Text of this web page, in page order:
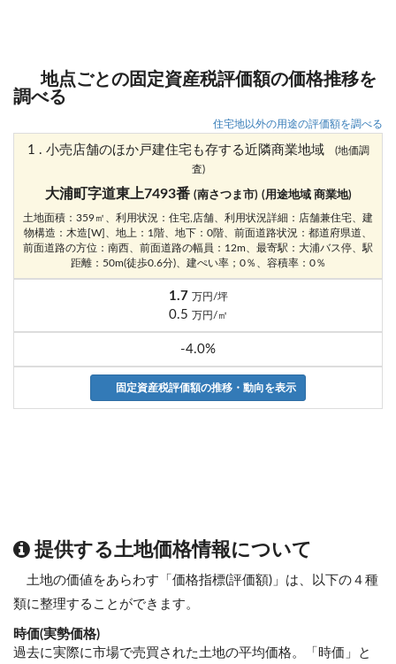
地点ごとの固定資産税評価額の価格推移を
調べる
住宅地以外の用途の評価額を調べる
1 . 小売店舗のほか戸建住宅も存する近隣商業地域
(地価調
査)
大浦町字道東上7493番 (南さつま市) (用途地域 商業地)
土地面積：359㎡、利用状況：住宅,店舗、利用状況詳細：店舗兼住宅、建
物構造：木造[W]、地上：1階、地下：0階、前面道路状況：都道府県道、
前面道路の方位：南西、前面道路の幅員：12m、最寄駅：大浦バス停、駅
距離：50m(徒歩0.6分)、建ぺい率；0％、容積率：0％
1.7 万円/坪
0.5 万円/㎡
-4.0%
固定資産税評価額の推移・動向を表示
提供する土地価格情報について
土地の価値をあらわす「価格指標(評価額)」は、以下の４種
類に整理することができます。
時価(実勢価格)
過去に実際に市場で売買された土地の平均価格。「時価」と